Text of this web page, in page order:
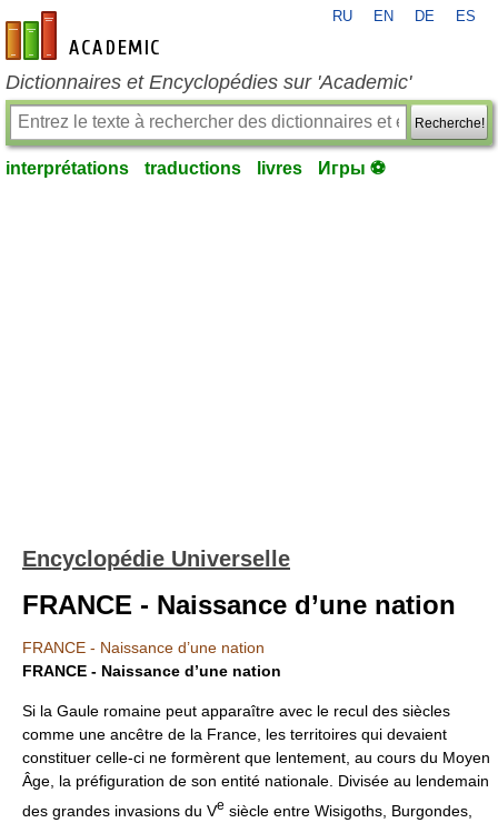
fr-academic.com
RU EN DE ES
Dictionnaires et Encyclopédies sur 'Academic'
Recherche!
interprétations traductions livres Игры ⚽
Encyclopédie Universelle
FRANCE - Naissance d’une nation
FRANCE - Naissance d’une nation
FRANCE - Naissance d’une nation
Si la Gaule romaine peut apparaître avec le recul des siècles
comme une ancêtre de la France, les territoires qui devaient
constituer celle-ci ne formèrent que lentement, au cours du Moyen
Âge, la préfiguration de son entité nationale. Divisée au lendemain
des grandes invasions du Ve siècle entre Wisigoths, Burgondes,